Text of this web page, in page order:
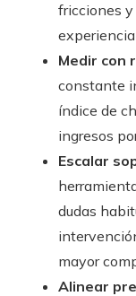
fricciones
Medir con
constante
índice de
ingresos
Escalar
dudas
mayor
Alinear